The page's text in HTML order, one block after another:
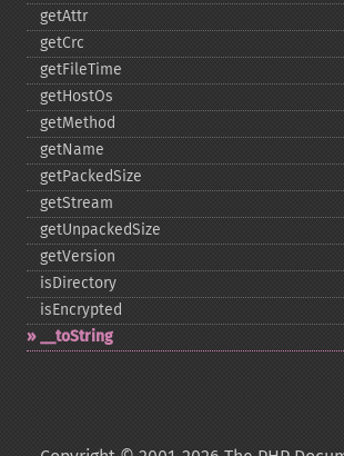
getAttr
getCrc
getFileTime
getHostOs
getMethod
getName
getPackedSize
getStream
getUnpackedSize
getVersion
isDirectory
isEncrypted
_​_​toString